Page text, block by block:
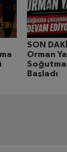
SON
Orman
Soğutma
Başladı